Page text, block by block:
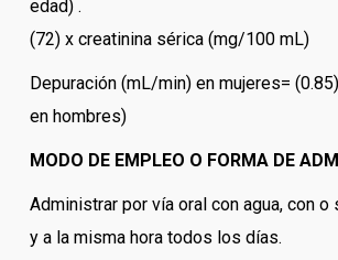
edad) .
(72) x creatinina sérica (mg/100 mL)
Depuración (mL/min) en mujeres=
en hombres)
MODO DE EMPLEO O FORMA DE
Administrar por vía oral con agua, con
y a la misma hora todos los días.